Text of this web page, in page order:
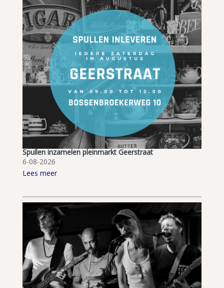
Spullen inzamelen pleinmarkt Geerstraat
6-08-2026
Lees meer